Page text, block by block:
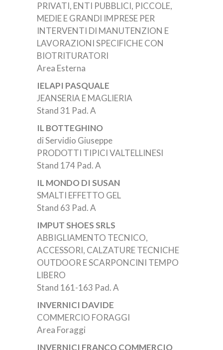
PRIVATI, ENTI PUBBLICI, PICCOLE,
MEDIE E GRANDI IMPRESE PER
INTERVENTI DI MANUTENZION E
LAVORAZIONI SPECIFICHE CON
BIOTRITURATORI
Area Esterna
IELAPI PASQUALE
JEANSERIA E MAGLIERIA
Stand 31 Pad. A
IL BOTTEGHINO
di Servidio Giuseppe
PRODOTTI TIPICI VALTELLINESI
Stand 174 Pad. A
IL MONDO DI SUSAN
SMALTI EFFETTO GEL
Stand 63 Pad. A
IMPUT SHOES SRLS
ABBIGLIAMENTO TECNICO,
ACCESSORI, CALZATURE TECNICHE
OUTDOOR E SCARPONCINI TEMPO
LIBERO
Stand 161-163 Pad. A
INVERNICI DAVIDE
COMMERCIO FORAGGI
Area Foraggi
INVERNICI FRANCO COMMERCIO